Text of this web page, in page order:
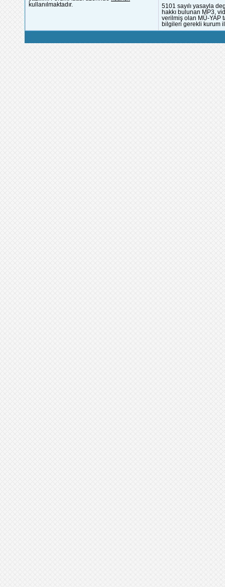
kullanılmaktadır.
5101 sayılı yasayla
hakkı bulunan MP3,
verilmiş olan MÜ-YAP
bilgileri gerekli kurum